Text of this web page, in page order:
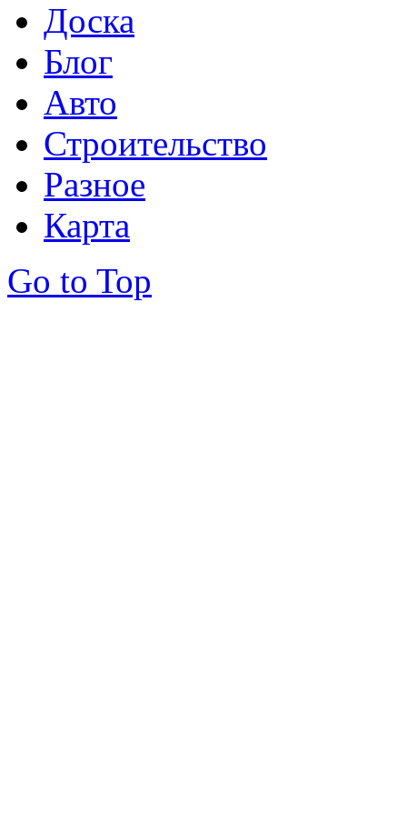
Доска
Блог
Авто
Строительство
Разное
Карта
Go to Top